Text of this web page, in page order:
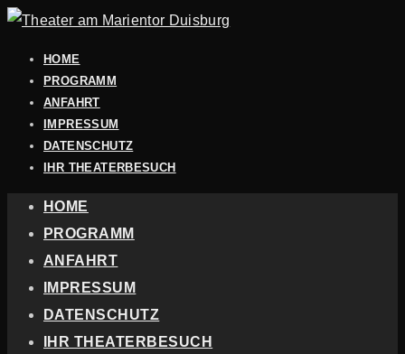
HOME
PROGRAMM
ANFAHRT
IMPRESSUM
DATENSCHUTZ
IHR THEATERBESUCH
HOME
PROGRAMM
ANFAHRT
IMPRESSUM
DATENSCHUTZ
IHR THEATERBESUCH